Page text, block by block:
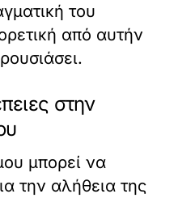
του
από αυτήν
στην
μπορεί να
την αλήθεια της